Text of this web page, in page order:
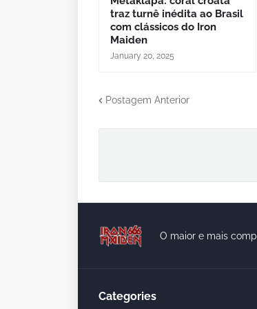
traz turnê inédita ao Brasil
com clássicos do Iron
Maiden
January 20, 2025
Postagem Anterior
O maior e mais
Categories